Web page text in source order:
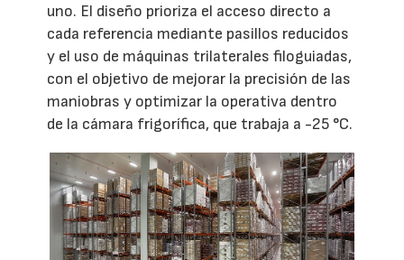
uno. El diseño prioriza el acceso directo a
cada referencia mediante pasillos reducidos
y el uso de máquinas trilaterales filoguiadas,
con el objetivo de mejorar la precisión de las
maniobras y optimizar la operativa dentro
de la cámara frigorífica, que trabaja a -25 °C.